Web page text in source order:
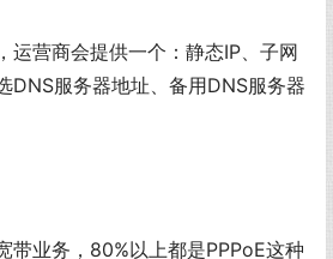
运营商会提供一个：静态IP、子网
DNS服务器地址、备用DNS服务器
带业务，80%以上都是PPPoE这种